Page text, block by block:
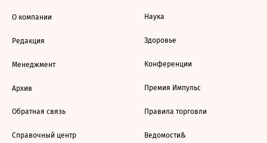
О компании
Редакция
Менеджмент
Архив
Обратная связь
Справочный центр
Наука
Здоровье
Конференции
Премия Импульс
Правила торговли
Ведомости&